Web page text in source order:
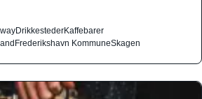
DrikkestederKaffebarer
Frederikshavn KommuneSkagen